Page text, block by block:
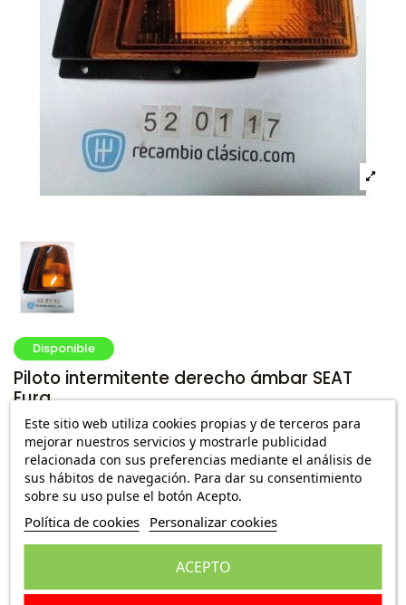
Disponible
Piloto intermitente derecho ámbar SEAT
Fura
Ref.: 520117E64
42,71 € 7,45 € Envío Peninsula
Piloto intermitente derecho ámbar SEAT Fura
Este sitio web utiliza cookies propias y de terceros para
mejorar nuestros servicios y mostrarle publicidad
relacionada con sus preferencias mediante el análisis de
sus hábitos de navegación. Para dar su consentimiento
sobre su uso pulse el botón Acepto.
Política de cookies Personalizar cookies
ACEPTO